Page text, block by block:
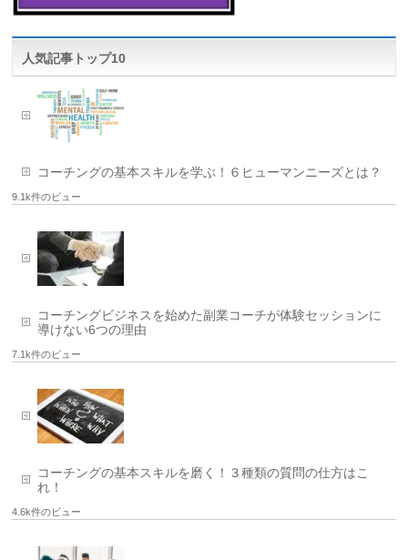
人気記事トップ10
コーチングの基本スキルを学ぶ！６ヒューマンニーズとは？
9.1k件のビュー
コーチングビジネスを始めた副業コーチが体験セッションに
導けない6つの理由
7.1k件のビュー
コーチングの基本スキルを磨く！３種類の質問の仕方はこ
れ！
4.6k件のビュー